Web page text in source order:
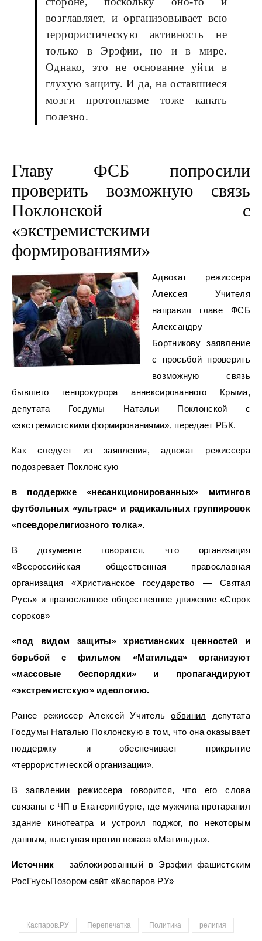
возглавляет, и организовывает всю
террористическую активность не
только в Эрэфии, но и в мире.
Однако, это не основание уйти в
глухую защиту. И да, на оставшиеся
мозги протоплазме тоже капать
полезно.
Главу ФСБ попросили
проверить возможную связь
Поклонской с
«экстремистскими
формированиями»
Адвокат режиссера
Алексея Учителя
направил главе ФСБ
Александру
Бортникову заявление
с просьбой проверить
возможную связь
бывшего генпрокурора аннексированного Крыма,
депутата Госдумы Натальи Поклонской с
«экстремистскими формированиями», передает РБК.
Как следует из заявления, адвокат режиссера
подозревает Поклонскую
в поддержке «несанкционированных» митингов
футбольных «ультрас» и радикальных группировок
«псевдорелигиозного толка».
В документе говорится, что организация
«Всероссийская общественная православная
организация «Христианское государство — Святая
Русь» и православное общественное движение «Сорок
сороков»
«под видом защиты» христианских ценностей и
борьбой с фильмом «Матильда» организуют
«массовые беспорядки» и пропагандируют
«экстремистскую» идеологию.
Ранее режиссер Алексей Учительобвинил депутата
Госдумы Наталью Поклонскую в том, что она оказывает
поддержку и обеспечивает прикрытие
«террористической организации».
В заявлении режиссера говорится, что его слова
связаны с ЧП в Екатеринбурге, где мужчина протаранил
здание кинотеатра и устроил поджог, по некоторым
данным, выступая против показа «Матильды».
Источник – заблокированный в Эрэфии фашистским
РосГнусьПозором сайт «Каспаров РУ»
Каспаров.РУ Перепечатка Политика религия